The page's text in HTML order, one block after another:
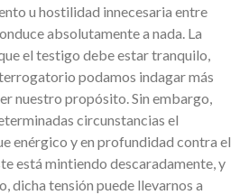
u hostilidad innecesaria entre
absolutamente a nada. La
el testigo debe estar tranquilo,
podamos indagar más
nuestro propósito. Sin embargo,
circunstancias el
enérgico y en profundidad contra el
está mintiendo descaradamente, y
dicha tensión puede llevarnos a